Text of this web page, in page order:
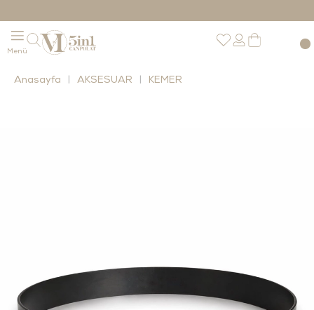
Anasayfa AKSESUAR KEMER